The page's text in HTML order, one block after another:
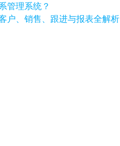
管理系统？
户、销售、跟进与报表全解析